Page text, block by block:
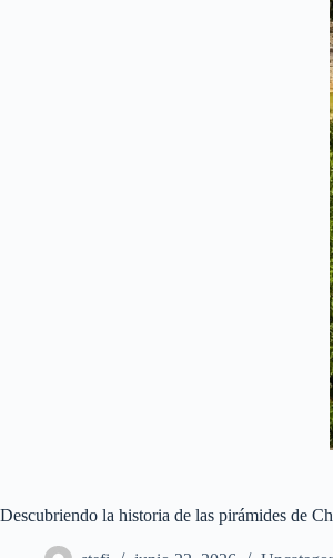
Descubriendo la historia de las pirámides de